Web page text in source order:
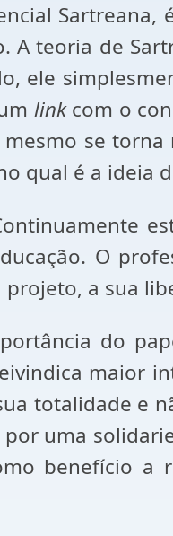
Sartreana,
teoria de
ele
linkcom o
se torna
qual é a ideia
O
a sua
do
maior
totalidade e
uma
benefício a